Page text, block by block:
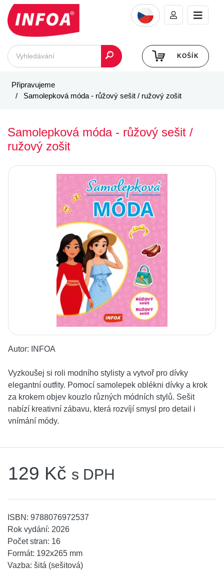
KOŠÍK
Připravujeme
Samolepková móda - růžový sešit / ružový zošit
Samolepková móda - růžový sešit /
ružový zošit
Autor: INFOA
Vyzkoušej si roli modního stylisty a vytvoř pro dívky
elegantní outfity. Pomocí samolepek oblékni dívky a krok
za krokem objev kouzlo různých módních stylů. Sešit
nabízí kreativní zábavu, která rozvíjí smysl pro detail i
vnímání módy.
129 Kč s DPH
ISBN: 9788076972537
Rok vydání: 2026
Počet stran: 16
Formát: 192x265 mm
Vazba: šitá (sešitová)